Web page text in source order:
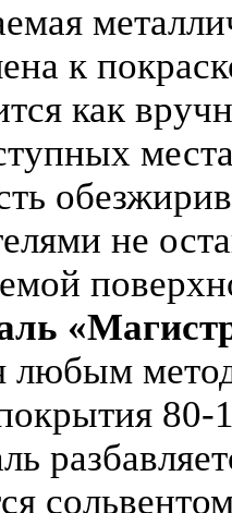
к
как
не
любым
80-